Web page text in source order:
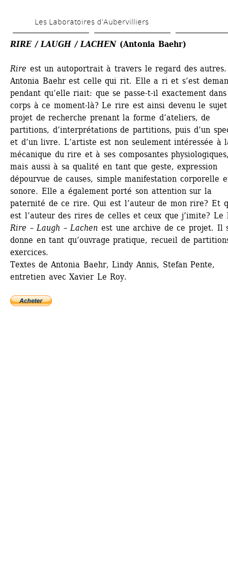
au
contenu
Les Laboratoires d’Aubervilliers
RIRE / LAUGH / LACHEN(Antonia Baehr)
Rire est un autoportrait à travers le regard des autres.
Antonia Baehr est celle qui rit. Elle a ri et s’est
pendant qu’elle riait: que se passe-t-il exactement
corps à ce moment-là? Le rire est ainsi devenu le sujet
projet de recherche prenant la forme d’ateliers, de
partitions, d’interprétations de partitions, puis d’un
et d’un livre. L’artiste est non seulement intéressée à
mécanique du rire et à ses composantes
mais aussi à sa qualité en tant que geste, expression
dépourvue de causes, simple manifestation corporelle
sonore. Elle a également porté son attention sur la
paternité de ce rire. Qui est l’auteur de mon rire? Et
est l’auteur des rires de celles et ceux que j’imite? Le
Rire – Laugh – Lachen est une archive de ce projet. Il
donne en tant qu’ouvrage pratique, recueil de
exercices.
Textes de Antonia Baehr, Lindy Annis, Stefan Pente,
entretien avec Xavier Le Roy.